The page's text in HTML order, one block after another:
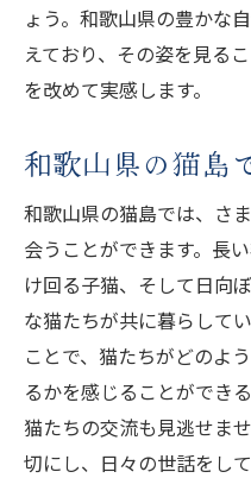
ょう。和歌山県の豊かな
えており、その姿を見る
を改めて実感します。
和歌山県の猫島
和歌山県の猫島では、さ
会うことができます。長
け回る子猫、そして日向
な猫たちが共に暮らして
ことで、猫たちがどのよ
るかを感じることができ
猫たちの交流も見逃せま
切にし、日々の世話をし